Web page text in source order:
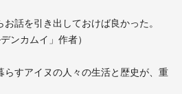
話を引き出しておけば良かった。
ンカムイ」作者）
らすアイヌの人々の生活と歴史が、重